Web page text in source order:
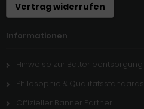
Vertrag widerrufen
Informationen
Hinweise zur Batterieentsorgung
Philosophie & Qualitätsstandards
Offizieller Banner Partner